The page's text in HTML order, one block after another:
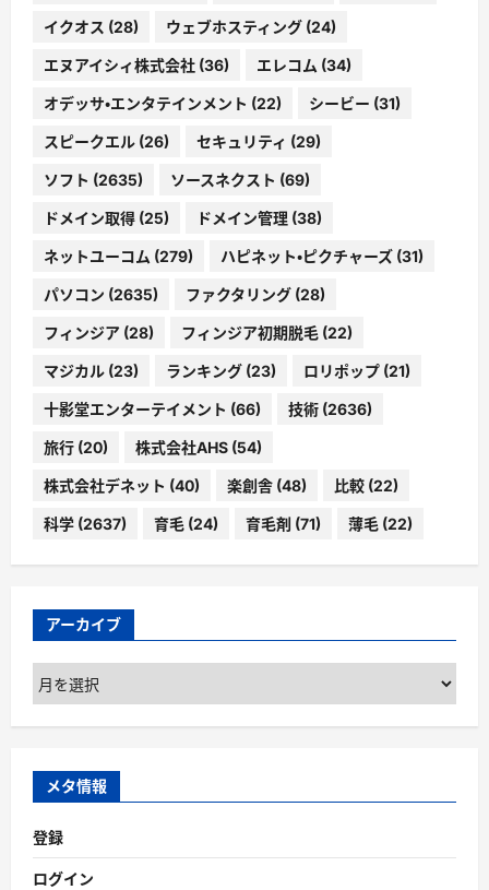
イクオス (28) ウェブホスティング (24)
エヌアイシィ株式会社 (36) エレコム (34)
オデッサ・エンタテインメント (22) シービー (31)
スピークエル (26) セキュリティ (29)
ソフト (2635) ソースネクスト (69)
ドメイン取得 (25) ドメイン管理 (38)
ネットユーコム (279) ハピネット・ピクチャーズ (31)
パソコン (2635) ファクタリング (28)
フィンジア (28) フィンジア初期脱毛 (22)
マジカル (23) ランキング (23) ロリポップ (21)
十影堂エンターテイメント (66) 技術 (2636)
旅行 (20) 株式会社AHS (54)
株式会社デネット (40) 楽創舎 (48) 比較 (22)
科学 (2637) 育毛 (24) 育毛剤 (71) 薄毛 (22)
アーカイブ
ア
ー
カ
ブ
メタ情報
登録
ログイン